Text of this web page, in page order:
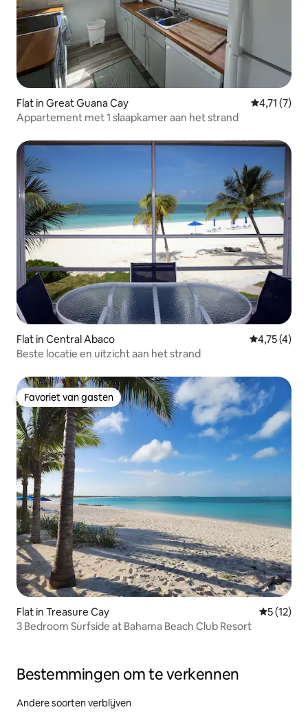
Flat in Great Guana Cay
4,71 (7)
Appartement met 1 slaapkamer aan het strand
Flat in Central Abaco
4,75 (4)
Beste locatie en uitzicht aan het strand
Favoriet van gasten
Favoriet van gasten
Flat in Treasure Cay
5 (12)
3 Bedroom Surfside at Bahama Beach Club Resort
Bestemmingen om te verkennen
Andere soorten verblijven